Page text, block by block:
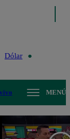
Dólar
MENÚ